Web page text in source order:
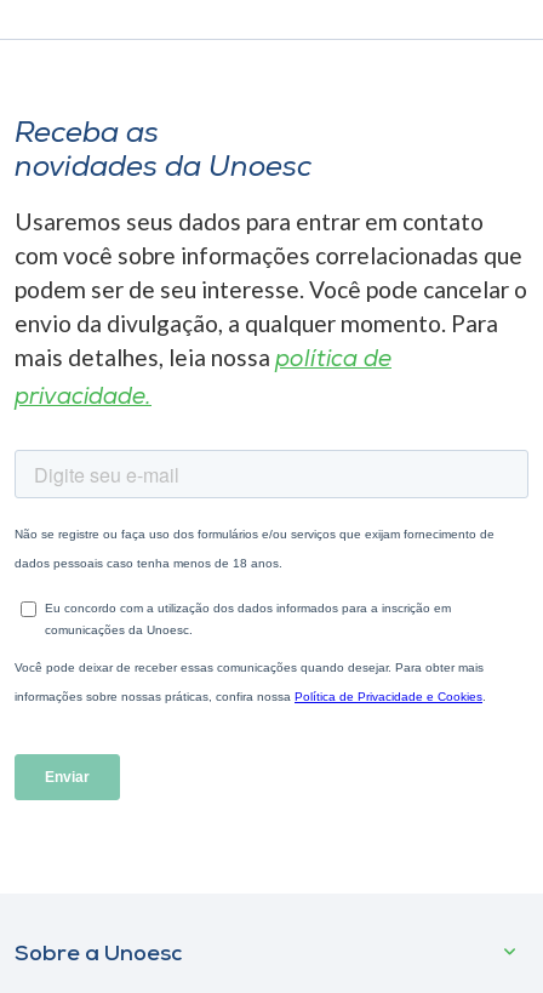
Receba as
novidades da Unoesc
Usaremos seus dados para entrar em contato
com você sobre informações correlacionadas que
podem ser de seu interesse. Você pode cancelar o
envio da divulgação, a qualquer momento. Para
mais detalhes, leia nossa política de
privacidade.
Sobre a Unoesc